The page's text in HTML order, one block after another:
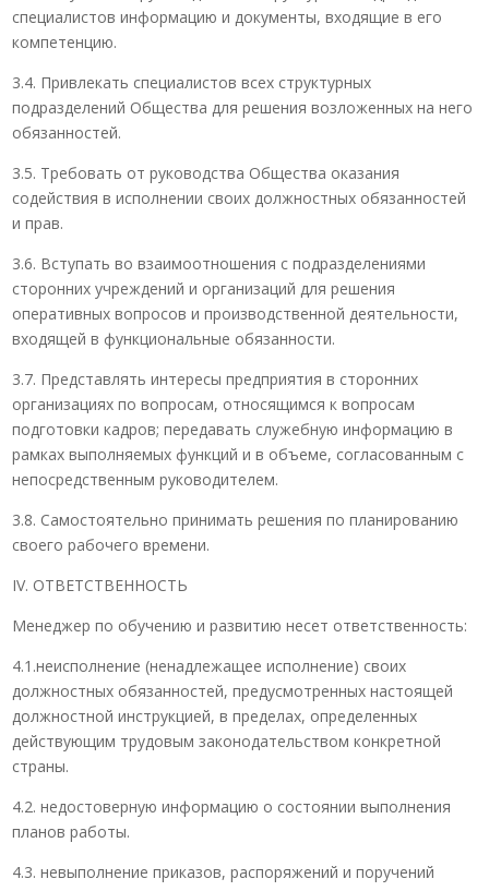
специалистов информацию и документы, входящие в его
компетенцию.
3.4. Привлекать специалистов всех структурных
подразделений Общества для решения возложенных на него
обязанностей.
3.5. Требовать от руководства Общества оказания
содействия в исполнении своих должностных обязанностей
и прав.
3.6. Вступать во взаимоотношения с подразделениями
сторонних учреждений и организаций для решения
оперативных вопросов и производственной деятельности,
входящей в функциональные обязанности.
3.7. Представлять интересы предприятия в сторонних
организациях по вопросам, относящимся к вопросам
подготовки кадров; передавать служебную информацию в
рамках выполняемых функций и в объеме, согласованным с
непосредственным руководителем.
3.8. Самостоятельно принимать решения по планированию
своего рабочего времени.
IV. ОТВЕТСТВЕННОСТЬ
Менеджер по обучению и развитию несет ответственность:
4.1.неисполнение (ненадлежащее исполнение) своих
должностных обязанностей, предусмотренных настоящей
должностной инструкцией, в пределах, определенных
действующим трудовым законодательством конкретной
страны.
4.2. недостоверную информацию о состоянии выполнения
планов работы.
4.3. невыполнение приказов, распоряжений и поручений